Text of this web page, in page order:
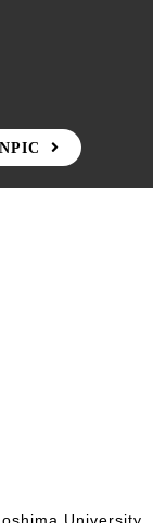
University